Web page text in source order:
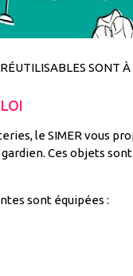
SONT
le SIMER vous
Ces objets
sont équipées :